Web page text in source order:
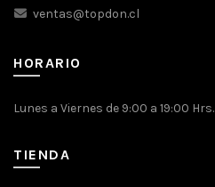
ventas@topdon.cl
HORARIO
Lunes a Viernes de 9:00 a 19:00 Hrs.
TIENDA